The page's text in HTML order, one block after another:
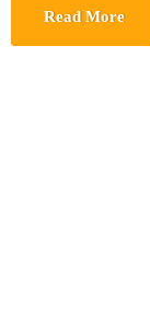
Read More